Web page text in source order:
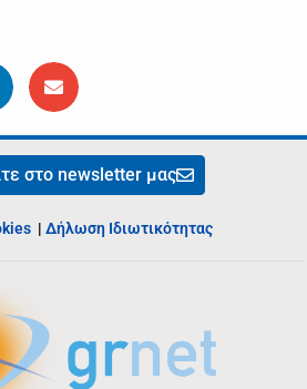
στο newsletter μας
| Δήλωση Ιδιωτικότητας